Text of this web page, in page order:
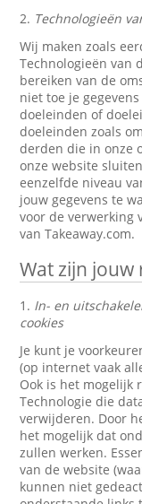
2. Technologieën
Wij maken zoals
Technologieën van
bereiken van de
niet toe je
doeleinden of
doeleinden zoals
derden die in onze
onze website
eenzelfde niveau
jouw gegevens te
voor de verwerking
van Takeaway.com.
Wat zijn jouw
1. In- en
cookies
Je kunt je
(op internet vaak
Ook is het mogelijk
Technologie die
verwijderen. Door
het mogelijk dat
zullen werken.
van de website
kunnen niet